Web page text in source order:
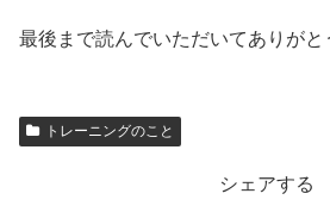
最後まで読んでいただいてありがと
トレーニングのこと
シェアする